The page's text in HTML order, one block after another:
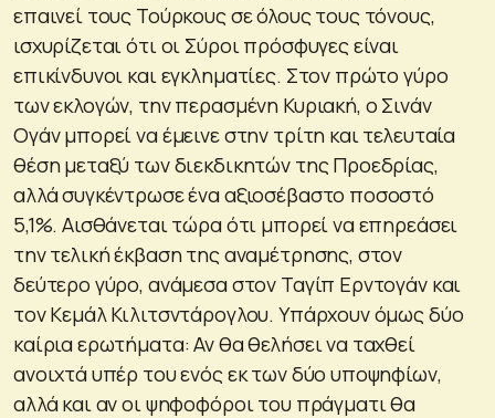
επαινεί τους Τούρκους σε όλους τους τόνους,
ισχυρίζεται ότι οι Σύροι πρόσφυγες είναι
επικίνδυνοι και εγκληματίες. Στον πρώτο γύρο
των εκλογών, την περασμένη Κυριακή, ο Σινάν
Ογάν μπορεί να έμεινε στην τρίτη και τελευταία
θέση μεταξύ των διεκδικητών της Προεδρίας,
αλλά συγκέντρωσε ένα αξιοσέβαστο ποσοστό
5,1%. Αισθάνεται τώρα ότι μπορεί να επηρεάσει
την τελική έκβαση της αναμέτρησης, στον
δεύτερο γύρο, ανάμεσα στον Ταγίπ Ερντογάν και
τον Κεμάλ Κιλιτσντάρογλου. Υπάρχουν όμως δύο
καίρια ερωτήματα: Αν θα θελήσει να ταχθεί
ανοιχτά υπέρ του ενός εκ των δύο υποψηφίων,
αλλά και αν οι ψηφοφόροι του πράγματι θα